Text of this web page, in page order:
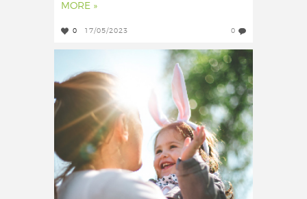
MORE »
0 17/05/2023 0